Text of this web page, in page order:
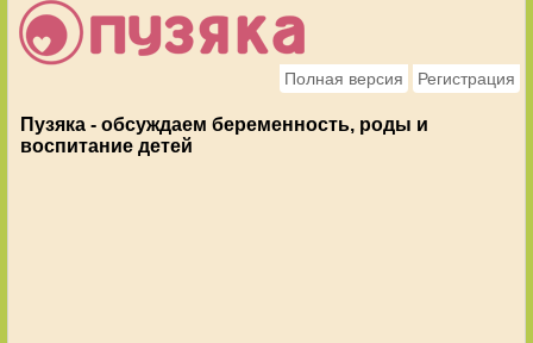
Полная версия Регистрация
Пузяка - обсуждаем беременность, роды и
воспитание детей